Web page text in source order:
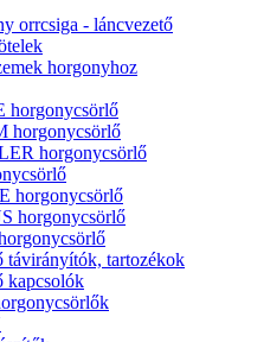
orrcsiga - láncvezető
horgonyhoz
horgonycsörlő
horgonycsörlő
horgonycsörlő
horgonycsörlő
horgonycsörlő
távirányítók, tartozékok
kapcsolók